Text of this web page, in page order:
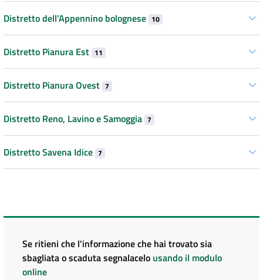
Distretto dell’Appennino bolognese 10
Distretto Pianura Est 11
Distretto Pianura Ovest 7
Distretto Reno, Lavino e Samoggia 7
Distretto Savena Idice 7
Se ritieni che l'informazione che hai trovato sia
sbagliata o scaduta segnalacelo usando il modulo
online